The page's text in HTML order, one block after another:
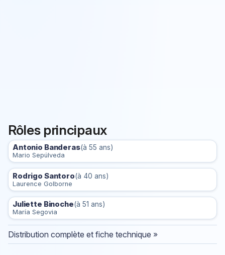
Rôles principaux
Antonio Banderas(à 55 ans)
Mario Sepúlveda
Rodrigo Santoro(à 40 ans)
Laurence Golborne
Juliette Binoche(à 51 ans)
María Segovia
Distribution complète et fiche technique »